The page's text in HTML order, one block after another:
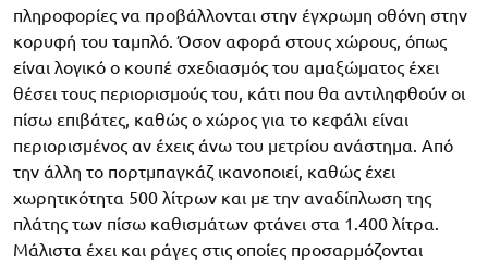
πληροφορίες να προβάλλονται στην έγχρωμη οθόνη στην
κορυφή του ταμπλό. Όσον αφορά στους χώρους, όπως
είναι λογικό ο κουπέ σχεδιασμός του αμαξώματος έχει
θέσει τους περιορισμούς του, κάτι που θα αντιληφθούν οι
πίσω επιβάτες, καθώς ο χώρος για το κεφάλι είναι
περιορισμένος αν έχεις άνω του μετρίου ανάστημα. Από
την άλλη το πορτμπαγκάζ ικανοποιεί, καθώς έχει
χωρητικότητα 500 λίτρων και με την αναδίπλωση της
πλάτης των πίσω καθισμάτων φτάνει στα 1.400 λίτρα.
Μάλιστα έχει και ράγες στις οποίες προσαρμόζονται